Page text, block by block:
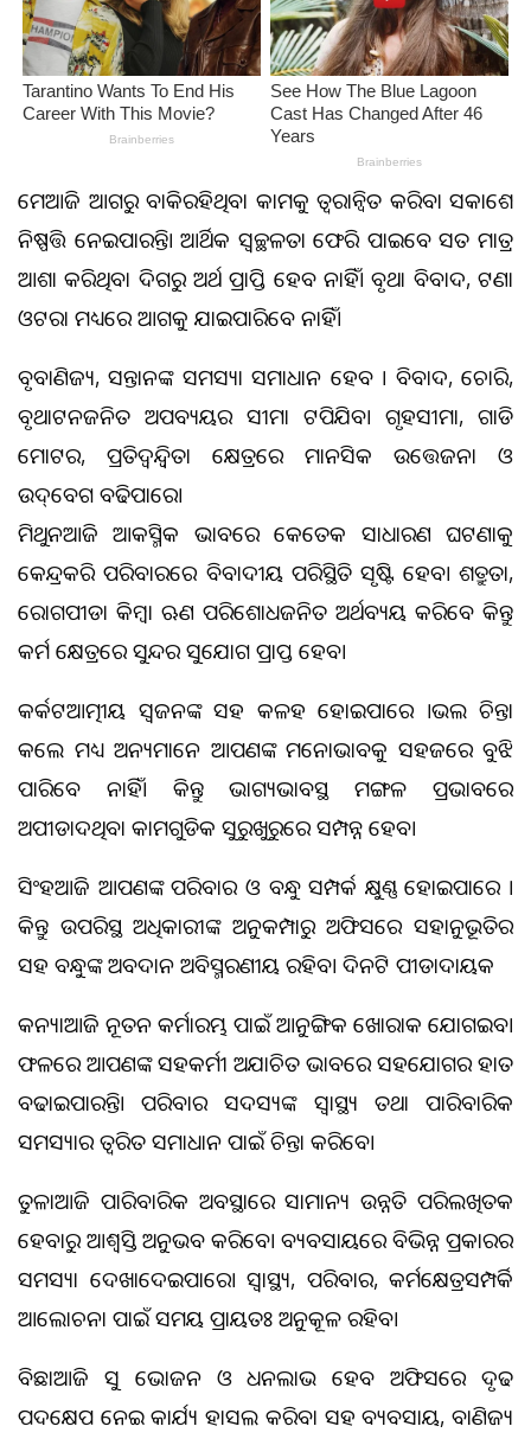
ମେଷଆଜି ଆଗରୁ ବାକିରହିଥିବା କାମକୁ ତ୍ୱରାନ୍ବିତ କରିବା ସକାଶେ
ନିଷ୍ପତ୍ତି ନେଇପାରନ୍ତି। ଆର୍ଥିକ ସ୍ବଚ୍ଛଳତା ଫେରି ପାଇବେ ସତ ମାତ୍ର
ଆଶା କରିଥିବା ଦିଗରୁ ଅର୍ଥ ପ୍ରାପ୍ତି ହେବ ନାହିଁ। ବୃଥା ବିବାଦ, ଟଣା
ଓଟରା ମଧ୍ୟରେ ଆଗକୁ ଯାଇପାରିବେ ନାହିଁ।
ବୃଷବାଣିଜ୍ୟ, ସନ୍ତାନଙ୍କ ସମସ୍ୟା ସମାଧାନ ହେବ । ବିବାଦ, ଚୋରି,
ବୃଥାଟନଜନିତ ଅପବ୍ୟୟର ସୀମା ଟପିଯିବ। ଗୃହସୀମା, ଗାଡି
ମୋଟର, ପ୍ରତିଦ୍ୱନ୍ଦ୍ୱିତା କ୍ଷେତ୍ରରେ ମାନସିକ ଉତ୍ତେଜନା ଓ
ଉଦ୍‌ବେଗ ବଢିପାରେ।
ମିଥୁନଆଜି ଆକସ୍ମିକ ଭାବରେ କେତେକ ସାଧାରଣ ଘଟଣାକୁ
କେନ୍ଦ୍ରକରି ପରିବାରରେ ବିବାଦୀୟ ପରିସ୍ଥିତି ସୃଷ୍ଟି ହେବ। ଶତ୍ରୁତା,
ରୋଗପୀଡା କିମ୍ବା ଋଣ ପରିଶୋଧଜନିତ ଅର୍ଥବ୍ୟୟ କରିବେ କିନ୍ତୁ
କର୍ମ କ୍ଷେତ୍ରରେ ସୁନ୍ଦର ସୁଯୋଗ ପ୍ରାପ୍ତ ହେବ।
କର୍କଟଆତ୍ମୀୟ ସ୍ବଜନଙ୍କ ସହ କଳହ ହୋଇପାରେ ।ଭଲ ଚିନ୍ତା
କଲେ ମଧ୍ୟ ଅନ୍ୟମାନେ ଆପଣଙ୍କ ମନୋଭାବକୁ ସହଜରେ ବୁଝି
ପାରିବେ ନାହିଁ। କିନ୍ତୁ ଭାଗ୍ୟଭାବସ୍ଥ ମଙ୍ଗଳ ପ୍ରଭାବରେ
ଅପୀଡାଦଥିବା କାମଗୁଡିକ ସୁରୁଖୁରୁରେ ସମ୍ପନ୍ନ ହେବ।
ସିଂହଆଜି ଆପଣଙ୍କ ପରିବାର ଓ ବନ୍ଧୁ ସମ୍ପର୍କ କ୍ଷୁଣ୍ଣ ହୋଇପାରେ ।
କିନ୍ତୁ ଉପରିସ୍ଥ ଅଧିକାରୀଙ୍କ ଅନୁକମ୍ପାରୁ ଅଫିସରେ ସହାନୁଭୂତିର
ସହ ବନ୍ଧୁଙ୍କ ଅବଦାନ ଅବିସ୍ମରଣୀୟ ରହିବ। ଦିନଟି ପୀଡାଦାୟକ
କନ୍ୟାଆଜି ନୂତନ କର୍ମାରମ୍ଭ ପାଇଁ ଆନୁଷଙ୍ଗିକ ଖୋରାକ ଯୋଗଇବ।
ଫଳରେ ଆପଣଙ୍କ ସହକର୍ମୀ ଅଯାଚିତ ଭାବରେ ସହଯୋଗର ହାତ
ବଢାଇପାରନ୍ତି। ପରିବାର ସଦସ୍ୟଙ୍କ ସ୍ବାସ୍ଥ୍ୟ ତଥା ପାରିବାରିକ
ସମସ୍ୟାର ତ୍ୱରିତ ସମାଧାନ ପାଇଁ ଚିନ୍ତା କରିବେ।
ତୁଳାଆଜି ପାରିବାରିକ ଅବସ୍ଥାରେ ସାମାନ୍ୟ ଉନ୍ନତି ପରିଲଖିତକ
ହେବାରୁ ଆଶ୍ୱସ୍ତି ଅନୁଭବ କରିବେ। ବ୍ୟବସାୟରେ ବିଭିନ୍ନ ପ୍ରକାରର
ସମସ୍ୟା ଦେଖାଦେଇପାରେ। ସ୍ବାସ୍ଥ୍ୟ, ପରିବାର, କର୍ମକ୍ଷେତ୍ରସମ୍ପର୍କି
ଆଲୋଚନା ପାଇଁ ସମୟ ପ୍ରାୟତଃ ଅନୁକୂଳ ରହିବ।
ବିଛାଆଜି ସୁ ଭୋଜନ ଓ ଧନଲାଭ ହେବ ଅଫିସରେ ଦୃଢ
ପଦକ୍ଷେପ ନେଇ କାର୍ଯ୍ୟ ହାସଲ କରିବା ସହ ବ୍ୟବସାୟ, ବାଣିଜ୍ୟ